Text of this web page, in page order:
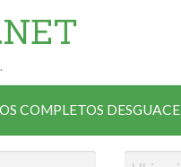
SOLICITAR
RECAMBIOS
COMPLETOS DESGUACE